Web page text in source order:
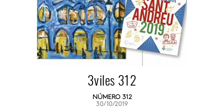
3viles 312
NÚMERO 312
30/10/2019